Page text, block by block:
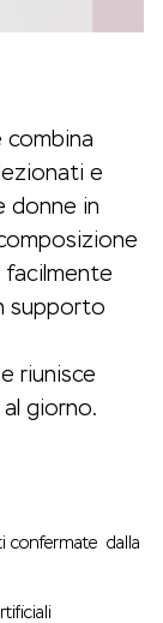
combina
e
donne in
facilmente
supporto
riunisce
giorno.
confermate dalla